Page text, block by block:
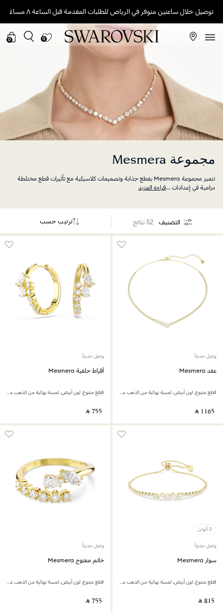
توصيل خلال ساعتين متوفر في الرياض للطلبات المقدمة قبل الساعة ٨ مساءً
0
0
مجموعة Mesmera
تتميز مجموعة Mesmera بقطع جذابة وتصميمات كلاسيكية مع تأثيرات قطع مختلطة
درامية في إعدادات ...قراءة المزيد
التصنيف 52 نتائج ترتيب حسب
وصل حديثاً
عقد Mesmera
قطع متنوع، لون أبيض، لمسة نهائية من الذهب عيار 18 قيراط
‎ ⃁ ⁦1165⁩ ‎
وصل حديثاً
أقراط حلقية Mesmera
قطع متنوع، لون أبيض، لمسة نهائية من الذهب عيار 18 قيراط
‎ ⃁ ⁦755⁩ ‎
2 ألوان
وصل حديثاً
سوار Mesmera
قطع متنوع، لون أبيض، لمسة نهائية من الذهب عيار 18 قيراط
‎ ⃁ ⁦815⁩ ‎
وصل حديثاً
خاتم مفتوح Mesmera
قطع متنوع، لون أبيض، لمسة نهائية من الذهب عيار 18 قيراط
‎ ⃁ ⁦755⁩ ‎